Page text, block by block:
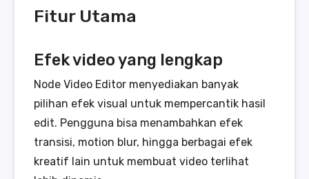
Fitur Utama
Efek video yang lengkap
Node Video Editor menyediakan banyak
pilihan efek visual untuk mempercantik hasil
edit. Pengguna bisa menambahkan efek
transisi, motion blur, hingga berbagai efek
kreatif lain untuk membuat video terlihat